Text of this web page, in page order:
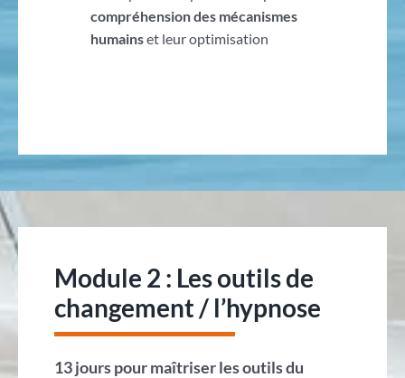
compréhension des mécanismes
humainset leur optimisation
Module 2 : Les outils de
changement / l’hypnose
13 jours pour maîtriser les outils du